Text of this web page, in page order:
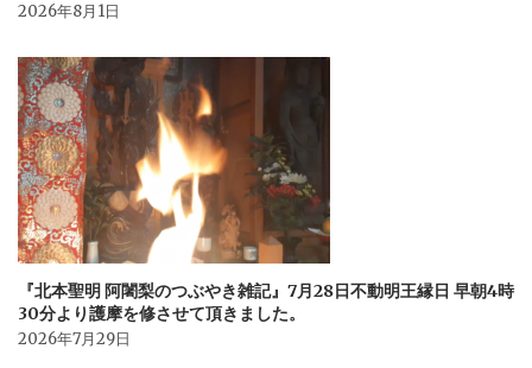
2026年8月1日
『北本聖明 阿闍梨のつぶやき雑記』7月28日不動明王縁日 早朝4時
30分より護摩を修させて頂きました。
2026年7月29日